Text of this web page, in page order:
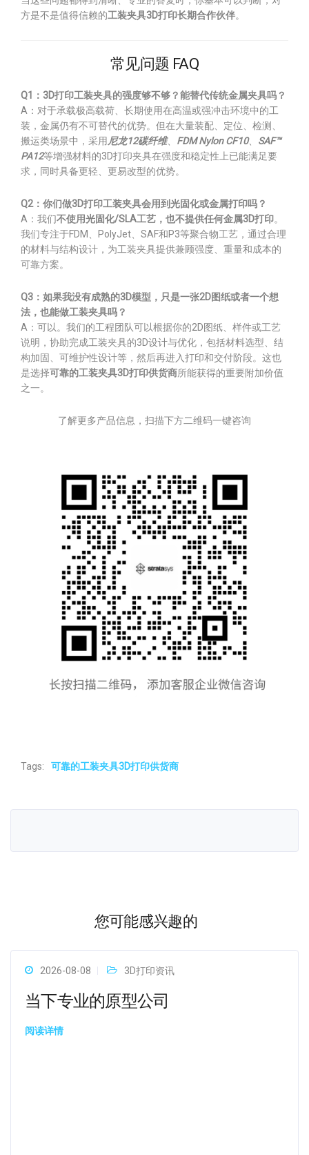
方是不是值得信赖的工装夹具3D打印长期合作伙伴。
常见问题 FAQ
Q1：3D打印工装夹具的强度够不够？能替代传统金属夹具吗？
A：对于承载极高载荷、长期使用在高温或强冲击环境中的工
装，金属仍有不可替代的优势。但在大量装配、定位、检测、
搬运类场景中，采用 尼龙12碳纤维、 FDM Nylon CF10、 SAF™
PA12等增强材料的3D打印夹具在强度和稳定性上已能满足要
求，同时具备更轻、更易改型的优势。
Q2：你们做3D打印工装夹具会用到光固化或金属打印吗？
A：我们不使用光固化/SLA工艺，也不提供任何金属3D打印。
我们专注于FDM、PolyJet、SAF和P3等聚合物工艺，通过合理
的材料与结构设计，为工装夹具提供兼顾强度、重量和成本的
可靠方案。
Q3：如果我没有成熟的3D模型，只是一张2D图纸或者一个想
法，也能做工装夹具吗？
A：可以。我们的工程团队可以根据你的2D图纸、样件或工艺
说明，协助完成工装夹具的3D设计与优化，包括材料选型、结
构加固、可维护性设计等，然后再进入打印和交付阶段。这也
是选择可靠的工装夹具3D打印供货商所能获得的重要附加价值
之一。
了解更多产品信息，扫描下方二维码一键咨询
Tags: 可靠的工装夹具3D打印供货商
您可能感兴趣的
2026-08-08 3D打印资讯
当下专业的原型公司
阅读详情